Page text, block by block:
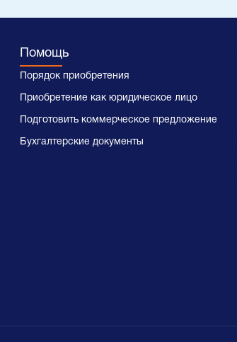
Помощь
Порядок приобретения
Приобретение как юридическое лицо
Подготовить коммерческое предложение
Бухгалтерские документы